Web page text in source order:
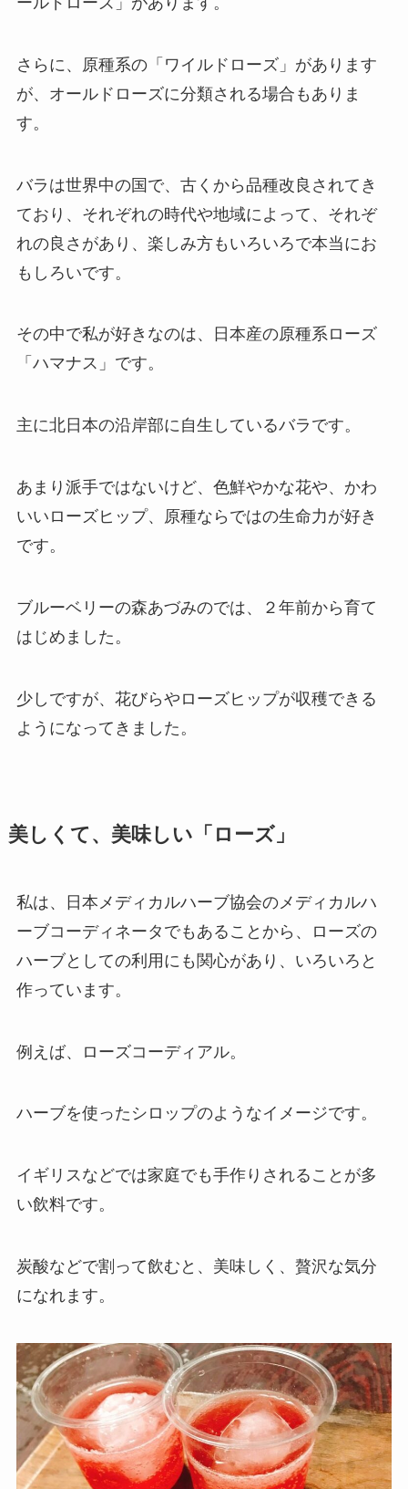
さらに、原種系の「ワイルドローズ」があります
が、オールドローズに分類される場合もありま
す。
バラは世界中の国で、古くから品種改良されてき
ており、それぞれの時代や地域によって、それぞ
れの良さがあり、楽しみ方もいろいろで本当にお
もしろいです。
その中で私が好きなのは、日本産の原種系ローズ
「ハマナス」です。
主に北日本の沿岸部に自生しているバラです。
あまり派手ではないけど、色鮮やかな花や、かわ
いいローズヒップ、原種ならではの生命力が好き
です。
ブルーベリーの森あづみのでは、２年前から育て
はじめました。
少しですが、花びらやローズヒップが収穫できる
ようになってきました。
美しくて、美味しい「ローズ」
私は、日本メディカルハーブ協会のメディカルハ
ーブコーディネータでもあることから、ローズの
ハーブとしての利用にも関心があり、いろいろと
作っています。
例えば、ローズコーディアル。
ハーブを使ったシロップのようなイメージです。
イギリスなどでは家庭でも手作りされることが多
い飲料です。
炭酸などで割って飲むと、美味しく、贅沢な気分
になれます。